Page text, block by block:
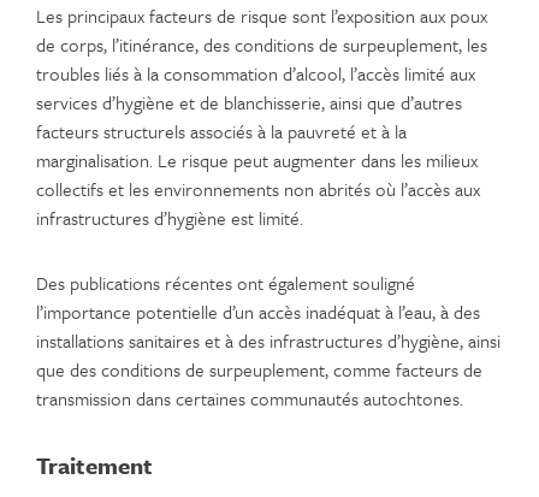
Les principaux facteurs de risque sont l’exposition aux poux
de corps, l’itinérance, des conditions de surpeuplement, les
troubles liés à la consommation d’alcool, l’accès limité aux
services d’hygiène et de blanchisserie, ainsi que d’autres
facteurs structurels associés à la pauvreté et à la
marginalisation. Le risque peut augmenter dans les milieux
collectifs et les environnements non abrités où l’accès aux
infrastructures d’hygiène est limité.
Des publications récentes ont également souligné
l’importance potentielle d’un accès inadéquat à l’eau, à des
installations sanitaires et à des infrastructures d’hygiène, ainsi
que des conditions de surpeuplement, comme facteurs de
transmission dans certaines communautés autochtones.
Traitement